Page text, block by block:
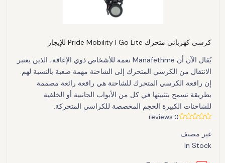
كرسي كهربائي متحرك Pride Mobility I Go Lite للإيجار
يُقال الآن أن Manafethme نعمة للأشخاص ذوي الإعاقة، الذين يعتبر
الانتقال من الكرسي المتحرك إلى الشاحنة مهمة صعبة بالنسبة لهم.
إن رافعة الكرسي المتحرك للشاحنة هي رافعة رائعة مصممة
بطريقة تسمح بتثبيتها في كل من الأبواب الجانبية أو الخلفية
للشاحنات الكبيرة الحجم المخصصة للكراسي المتحركة.
0 reviews
غير مصنف
In Stock